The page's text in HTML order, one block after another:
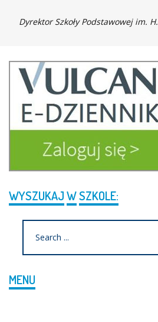
Dyrektor Szkoły Podstawowej im.
WYSZUKAJWSZKOLE:
MENU